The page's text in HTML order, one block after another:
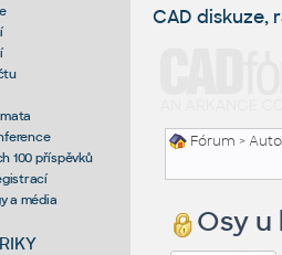
100 příspěvků
a média
CAD diskuze,
Fórum >
Osy